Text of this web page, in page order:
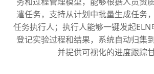
遣任务，支持从计划中批量生成任务
任务执行人；执行人能够一键发起
登记实验过程和结果，系统自动归集
并提供可视化的进度跟踪